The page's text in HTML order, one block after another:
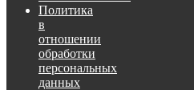
Политика
в
отношении
обработки
персональных
данных